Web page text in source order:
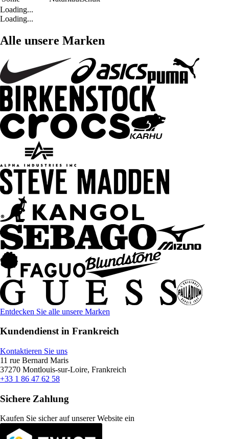
Loading...
Loading...
Alle unsere Marken
Entdecken Sie alle unsere Marken
Kundendienst in Frankreich
Kontaktieren Sie uns
11 rue Bernard Maris
37270 Montlouis-sur-Loire, Frankreich
+33 1 86 47 62 58
Sichere Zahlung
Kaufen Sie sicher auf unserer Website ein